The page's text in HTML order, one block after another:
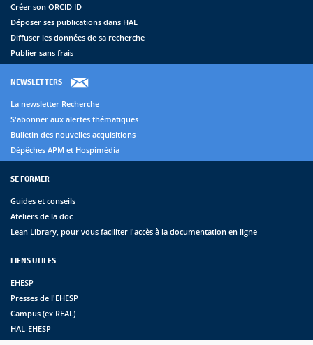
Créer son ORCID ID
Déposer ses publications dans HAL
Diffuser les données de sa recherche
Publier sans frais
NEWSLETTERS
La newsletter Recherche
S'abonner aux alertes thématiques
Bulletin des nouvelles acquisitions
Dépêches APM et Hospimédia
SE FORMER
Guides et conseils
Ateliers de la doc
Lean Library, pour vous faciliter l'accès à la documentation en ligne
LIENS UTILES
EHESP
Presses de l'EHESP
Campus (ex REAL)
HAL-EHESP